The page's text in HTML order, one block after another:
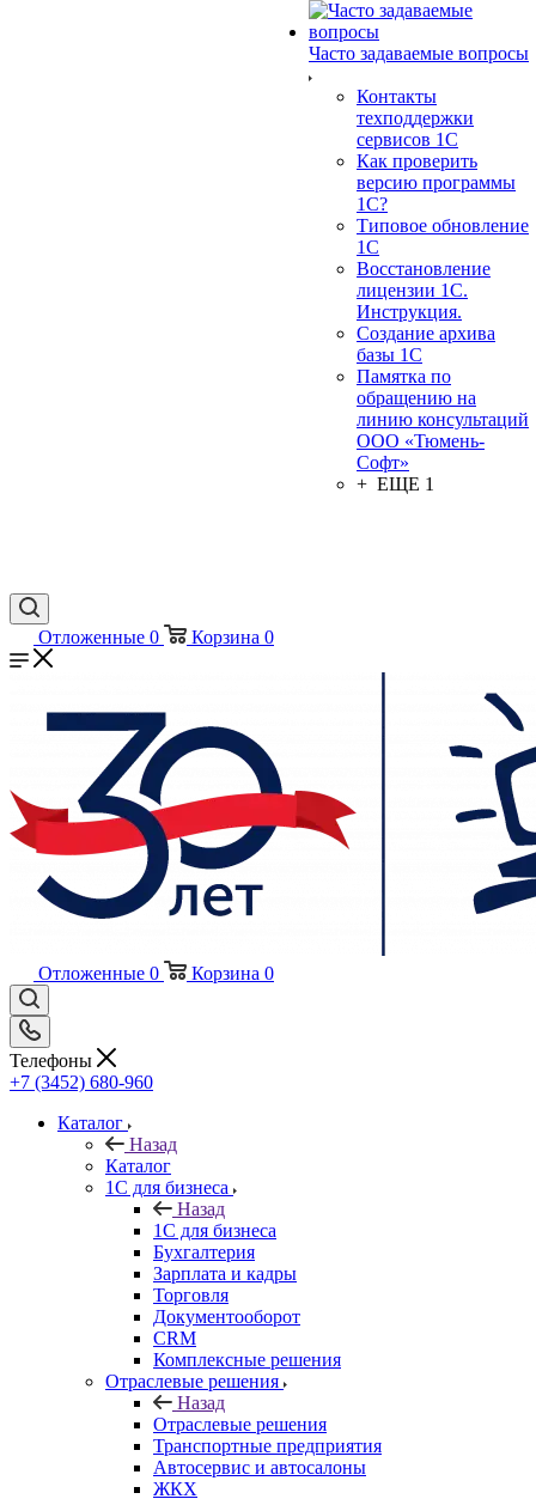
Часто задаваемые вопросы
Контакты
техподдержки
сервисов 1С
Как проверить
версию программы
1С?
Типовое обновление
1С
Восстановление
лицензии 1С.
Инструкция.
Создание архива
базы 1С
Памятка по
обращению на
линию консультаций
ООО «Тюмень-
Софт»
+ ЕЩЕ 1
Отложенные 0 Корзина 0
Отложенные 0 Корзина 0
Телефоны
+7 (3452) 680-960
Каталог
Назад
Каталог
1С для бизнеса
Назад
1С для бизнеса
Бухгалтерия
Зарплата и кадры
Торговля
Документооборот
CRM
Комплексные решения
Отраслевые решения
Назад
Отраслевые решения
Транспортные предприятия
Автосервис и автосалоны
ЖКХ